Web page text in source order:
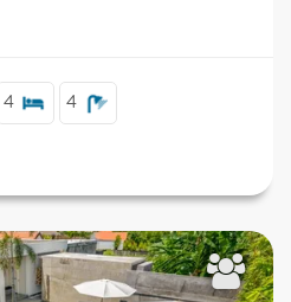
4 4